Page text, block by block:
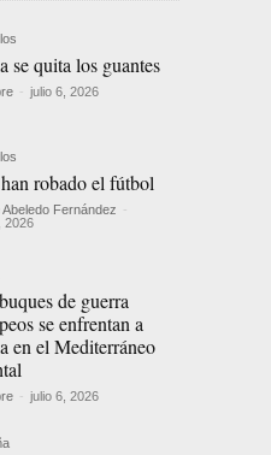
se quita los guantes
- julio 6, 2026
robado el fútbol
Abeledo Fernández -
2026
de guerra
se enfrentan a
en el Mediterráneo
- julio 6, 2026